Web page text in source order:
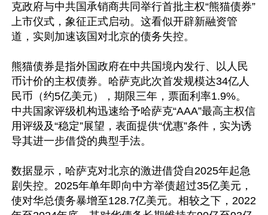
克政府与中共国承销商共同举行首批主权“熊猫债券”
上市仪式，象征正式启动。这看似开辟新融资管
道，实则加速该国对北京的债务失控。
熊猫债券是指外国政府在中共国境内发行、以人民
币计价的主权债券。哈萨克此次首发规模达34亿人
民币（约5亿美元），期限三年，票面利率1.9%。
中共国家评级机构迅速给予哈萨克“AAA”最高主权信
用评级及“稳定”展望，表面提供“优惠”条件，实为诱
导其进一步借贷的典型手法。
数据显示，哈萨克对北京的激进借贷自2025年起急
剧失控。2025年单年即向中方举债超过35亿美元，
使对华总债务暴增至128.7亿美元。相较之下，2022